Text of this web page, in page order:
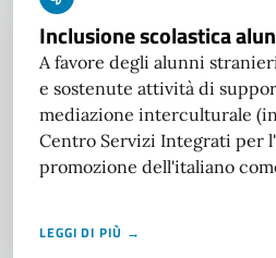
Inclusione scolastica
A favore degli alunni
e sostenute attività di
mediazione interculturale
Centro Servizi Integrati per
promozione dell'italiano
LEGGI DI PIÙ →